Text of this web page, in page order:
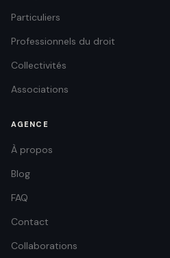
Particuliers
Professionnels du droit
Collectivités
Associations
AGENCE
À propos
Blog
FAQ
Contact
Collaborations